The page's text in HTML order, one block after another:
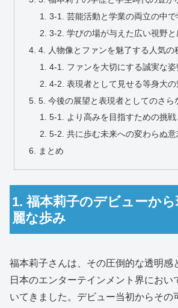
3-1. 芸能活動と学業の両立の中で
3-2. 学びの場が与えた広い視野と
4. 人物像とファンを魅了する人気の
4-1. ファンを大切にする誠実な姿
4-2. 表現者として見せる等身大の
5. 今後の展望と表現者としてのさら
5-1. より高みを目指すための挑戦
5-2. 共に歩む未来への変わらぬ意
まとめ
1. 福本莉子のデビューか
麗な歩み
福本莉子さんは、その圧倒的な透明感
日本のエンターテインメント界におい
いてきました。デビュー当初からその